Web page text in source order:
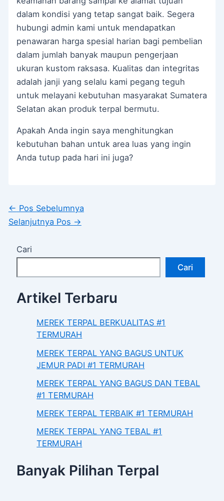
dalam kondisi yang tetap sangat baik. Segera
hubungi admin kami untuk mendapatkan
penawaran harga spesial harian bagi pembelian
dalam jumlah banyak maupun pengerjaan
ukuran kustom raksasa. Kualitas dan integritas
adalah janji yang selalu kami pegang teguh
untuk melayani kebutuhan masyarakat Sumatera
Selatan akan produk terpal bermutu.
Apakah Anda ingin saya menghitungkan
kebutuhan bahan untuk area luas yang ingin
Anda tutup pada hari ini juga?
← Pos Sebelumnya
Selanjutnya Pos →
Cari
Cari
Artikel Terbaru
MEREK TERPAL BERKUALITAS #1
TERMURAH
MEREK TERPAL YANG BAGUS UNTUK
JEMUR PADI #1 TERMURAH
MEREK TERPAL YANG BAGUS DAN TEBAL
#1 TERMURAH
MEREK TERPAL TERBAIK #1 TERMURAH
MEREK TERPAL YANG TEBAL #1
TERMURAH
Banyak Pilihan Terpal